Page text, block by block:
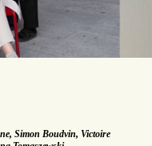
Simon Boudvin, Victoire